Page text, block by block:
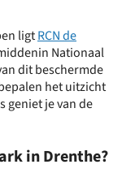
ligtRCN de
Nationaal
dit beschermde
het uitzicht
geniet je van de
in Drenthe?